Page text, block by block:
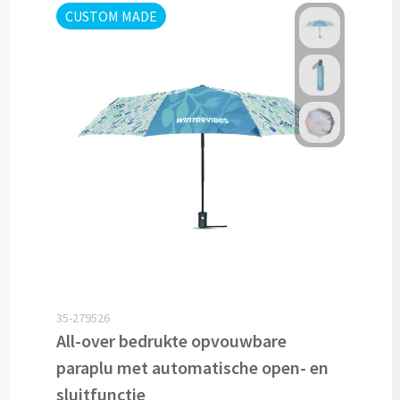
Wijn- & Champagneglazen bedrukken
Bierglazen bedrukken
Wijngeschenken bedrukken
Drinksets bedrukken
CUSTOM MADE
35-279526
All-over bedrukte opvouwbare
paraplu met automatische open- en
sluitfunctie